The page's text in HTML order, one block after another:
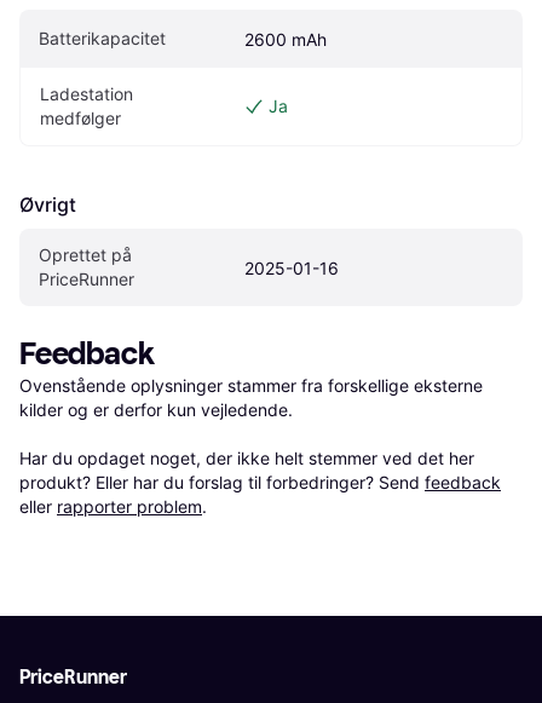
Batterikapacitet 2600 mAh
Ladestation
medfølger
Ja
Øvrigt
Oprettet på
PriceRunner
2025-01-16
Feedback
Ovenstående oplysninger stammer fra forskellige eksterne
kilder og er derfor kun vejledende.
Har du opdaget noget, der ikke helt stemmer ved det her
produkt? Eller har du forslag til forbedringer? Send feedback
eller rapporter problem.
PriceRunner